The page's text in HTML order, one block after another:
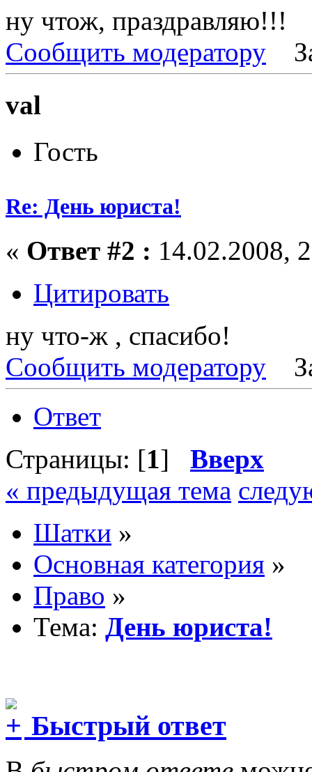
ну чтож, праздравляю!!!
Сообщить модератору
val
Гость
Re: День юриста!
« Ответ #2 : 14.02.2008,
Цитировать
ну что-ж , спасибо!
Сообщить модератору
Ответ
Страницы: [1] Вверх
« предыдущая тема
Шатки »
Основная категория »
Право »
Тема: День юриста!
Быстрый ответ